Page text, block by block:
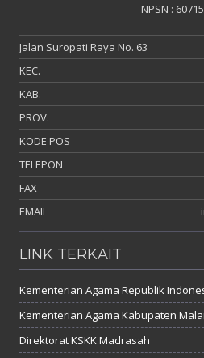
NPSN :
Jalan Suropati Raya No. 63
KEC.
KAB.
PROV.
KODE POS
TELEPON
FAX
EMAIL
LINK TERKAIT
Kementerian Agama Republik
Kementerian Agama Kabupaten
Direktorat KSKK Madrasah